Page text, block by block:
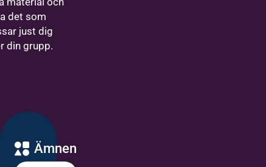
det som
just dig
din grupp.
Ämnen